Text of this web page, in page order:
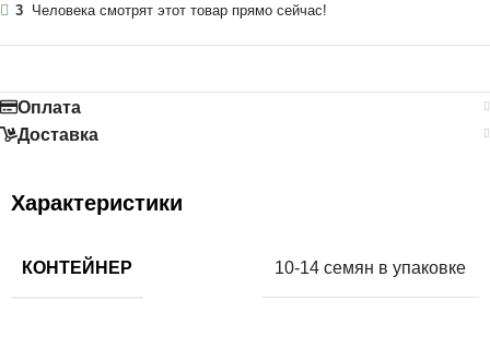
3 Человека смотрят этот товар прямо сейчас!
Оплата
Доставка
Характеристики
КОНТЕЙНЕР 10-14 семян в упаковке